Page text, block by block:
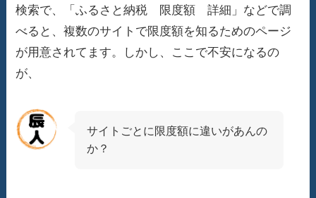
検索で、「ふるさと納税 限度額 詳細」などで調
べると、複数のサイトで限度額を知るためのページ
が用意されてます。しかし、ここで不安になるの
が、
サイトごとに限度額に違いがあんの
か？